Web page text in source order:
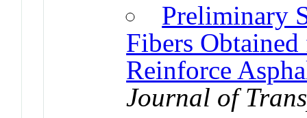
Preliminary
Fibers
Reinforce
Journal of